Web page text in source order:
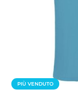
PIÙ VENDUTO